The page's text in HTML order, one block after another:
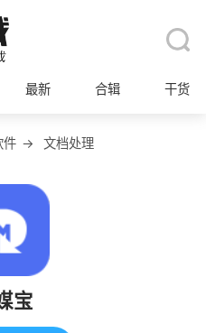
最新 合辑 干货
件 → 文档处理
宝